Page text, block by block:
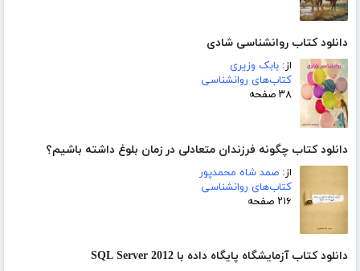
دانلود کتاب روانشناسی شادی
از: بابک وزیری
کتاب‌های روانشناسی
۳۸ صفحه
دانلود کتاب چگونه فرزندان متعادلی در زمان بلوغ داشته باشیم؟
از: صمد شاه محمدپور
کتاب‌های روانشناسی
۲۱۶ صفحه
دانلود کتاب آزمایشگاه پایگاه داده با SQL Server 2012